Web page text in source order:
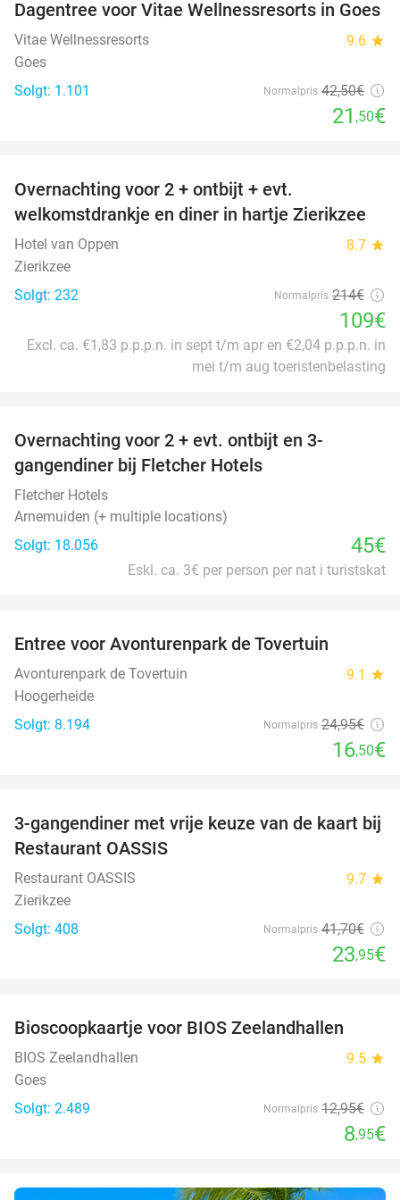
49%
Dagentree voor Vitae Wellnessresorts in Goes
Vitae Wellnessresorts 9.6 star
Goes
Solgt: 1.101
Normalpris 42,50€
21 ,50€
Overnachting voor 2 + ontbijt + evt.
welkomstdrankje en diner in hartje Zierikzee
Hotel van Oppen 8.7 star
Zierikzee
Solgt: 232
Normalpris 214€
109€
Excl. ca. €1,83 p.p.p.n. in sept t/m apr en €2,04 p.p.p.n. in
mei t/m aug toeristenbelasting
Overnachting voor 2 + evt. ontbijt en 3-
gangendiner bij Fletcher Hotels
Fletcher Hotels
Arnemuiden (+ multiple locations)
Solgt: 18.056
45€
Eskl. ca. 3€ per person per nat i turistskat
Entree voor Avonturenpark de Tovertuin
Avonturenpark de Tovertuin 9.1 star
Hoogerheide
Solgt: 8.194
Normalpris 24,95€
16,50€
43%
3-gangendiner met vrije keuze van de kaart bij
Restaurant OASSIS
Restaurant OASSIS 9.7 star
Zierikzee
Solgt: 408
Normalpris 41,70€
23,95€
Bioscoopkaartje voor BIOS Zeelandhallen
BIOS Zeelandhallen 9.5 star
Goes
Solgt: 2.489
Normalpris 12,95€
8,95€